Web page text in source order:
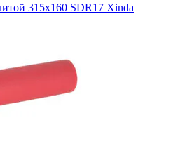
315х160 SDR17 Xinda